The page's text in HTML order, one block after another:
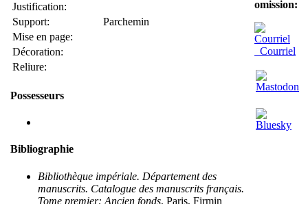
Justification:
Support:
Parchemin
Mise en page:
Décoration:
Reliure:
Possesseurs
Bibliographie
Bibliothèque impériale. Département des
manuscrits. Catalogue des manuscrits français.
Tome premier: Ancien fonds, Paris, Firmin
omission:
Courriel